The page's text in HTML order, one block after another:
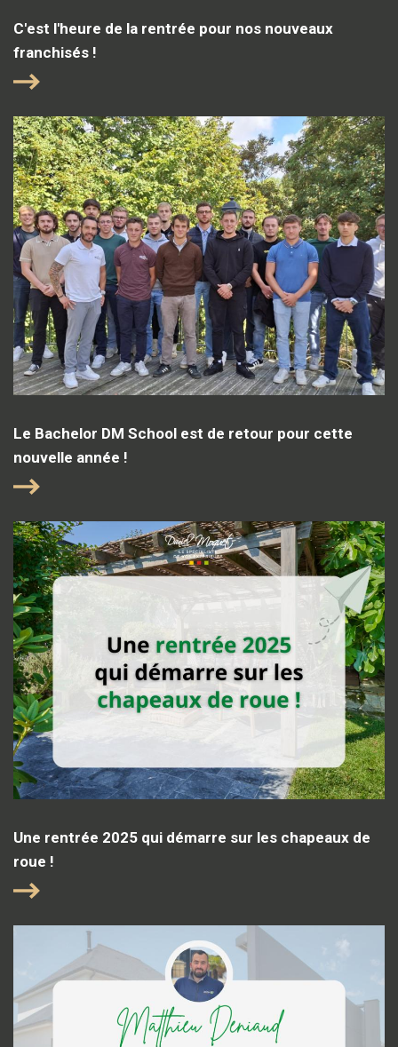
C'est l'heure de la rentrée pour nos nouveaux
franchisés !
Le Bachelor DM School est de retour pour cette
nouvelle année !
Une rentrée 2025 qui démarre sur les chapeaux de
roue !